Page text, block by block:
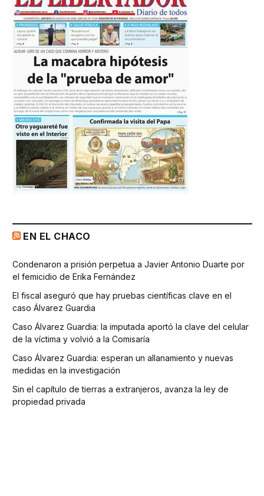
EN EL CHACO
Condenaron a prisión perpetua a Javier Antonio Duarte por
el femicidio de Erika Fernández
El fiscal aseguró que hay pruebas científicas clave en el
caso Álvarez Guardia
Caso Álvarez Guardia: la imputada aportó la clave del celular
de la víctima y volvió a la Comisaría
Caso Álvarez Guardia: esperan un allanamiento y nuevas
medidas en la investigación
Sin el capítulo de tierras a extranjeros, avanza la ley de
propiedad privada